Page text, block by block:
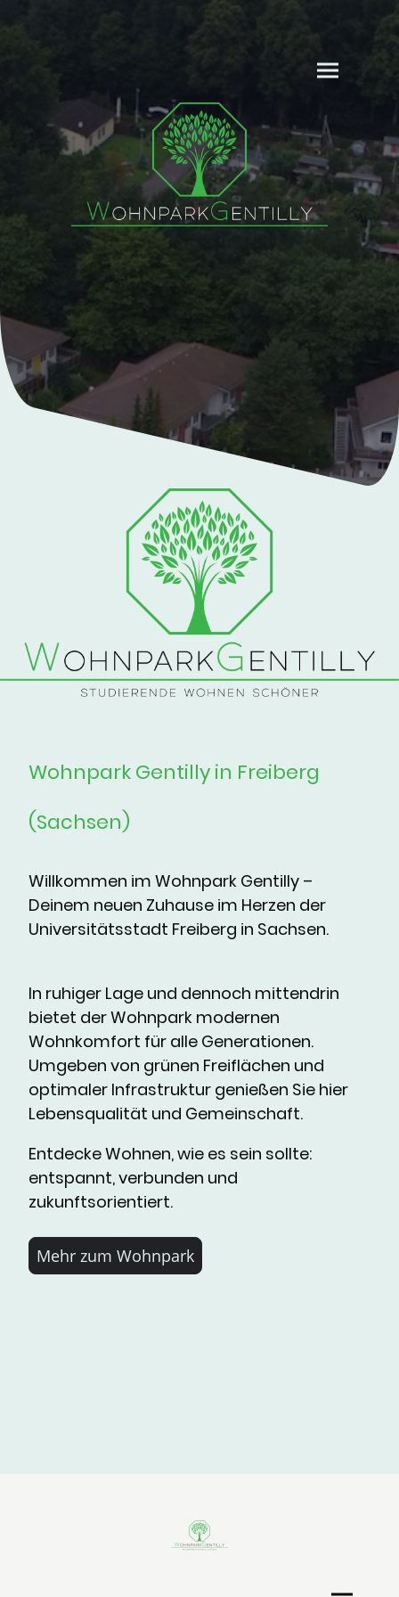
Wohnpark Gentilly in Freiberg
(Sachsen)
Willkommen im Wohnpark Gentilly –
Deinem neuen Zuhause im Herzen der
Universitätsstadt Freiberg in Sachsen.
In ruhiger Lage und dennoch mittendrin
bietet der Wohnpark modernen
Wohnkomfort für alle Generationen.
Umgeben von grünen Freiflächen und
optimaler Infrastruktur genießen Sie hier
Lebensqualität und Gemeinschaft.
Entdecke Wohnen, wie es sein sollte:
entspannt, verbunden und
zukunftsorientiert.
Mehr zum Wohnpark